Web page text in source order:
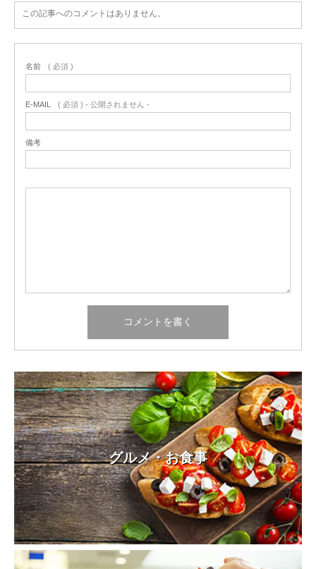
この記事へのコメントはありません。
名前 ( 必須 )
E-MAIL ( 必須 ) - 公開されません -
備考
グルメ・お食事